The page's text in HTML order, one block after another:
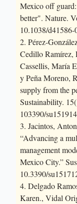
Mexico off
better". Nature.
10.1038/
2. Pérez-
Cedillo Ramírez,
Cassellis, María
y Peña Moreno,
supply from the
Sustainability.
103390/
3. Jacintos,
“Advancing a
management
Mexico City.”
10.3390/
4. Delgado
Karen., Vidal